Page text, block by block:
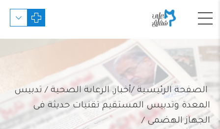
الصفحة الرئيسية أخبار,الرعاىة الصحية / تدبيس
المعدة وتدبيس المستقيم تقنيات حديثة فى
الجهاز الهضمى /